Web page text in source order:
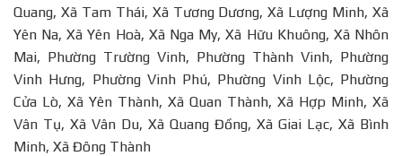
Quang, Xã Tam Thái, Xã Tương Dương, Xã Lượng Minh, Xã
Yên Na, Xã Yên Hoà, Xã Nga My, Xã Hữu Khuông, Xã Nhôn
Mai, Phường Trường Vinh, Phường Thành Vinh, Phường
Vinh Hưng, Phường Vinh Phú, Phường Vinh Lộc, Phường
Cửa Lò, Xã Yên Thành, Xã Quan Thành, Xã Hợp Minh, Xã
Vân Tụ, Xã Vân Du, Xã Quang Đồng, Xã Giai Lạc, Xã Bình
Minh, Xã Đông Thành